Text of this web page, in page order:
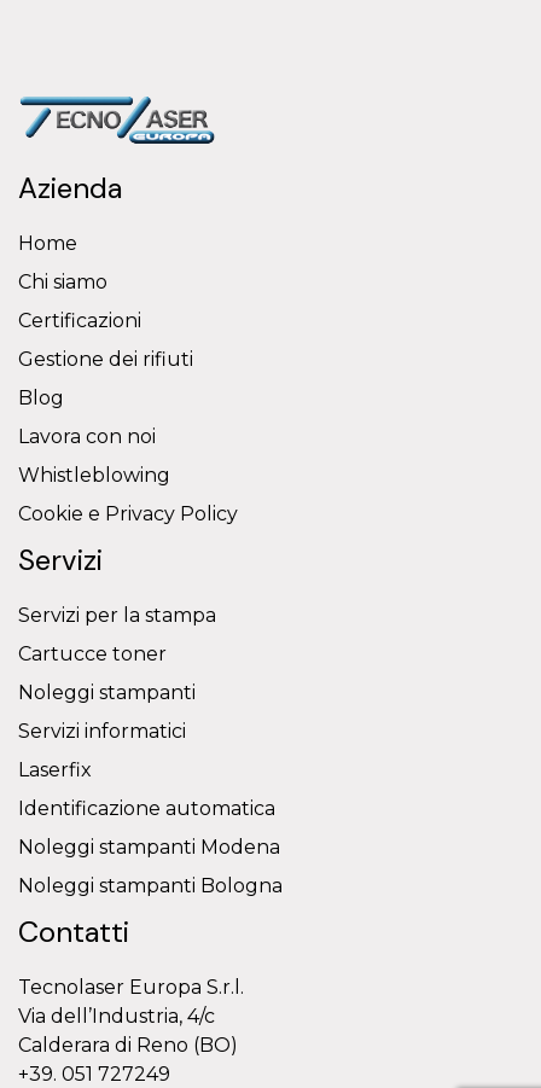
Azienda
Home
Chi siamo
Certificazioni
Gestione dei rifiuti
Blog
Lavora con noi
Whistleblowing
Cookie e Privacy Policy
Servizi
Servizi per la stampa
Cartucce toner
Noleggi stampanti
Servizi informatici
Laserfix
Identificazione automatica
Noleggi stampanti Modena
Noleggi stampanti Bologna
Contatti
Tecnolaser Europa S.r.l.
Via dell’Industria, 4/c
Calderara di Reno (BO)
+39. 051 727249